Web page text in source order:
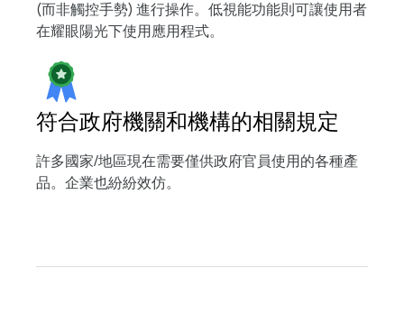
(而非觸控手勢) 進行操作。低視能功能則可讓使用者
在耀眼陽光下使用應用程式。
符合政府機關和機構的相關規定
許多國家/地區現在需要僅供政府官員使用的各種產
品。企業也紛紛效仿。